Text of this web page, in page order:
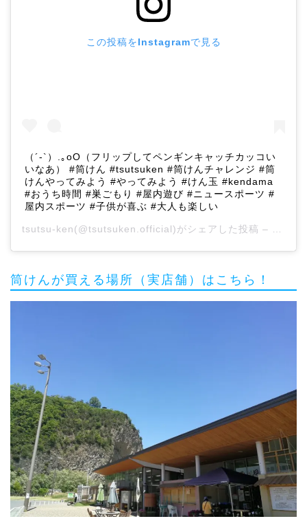
この投稿をInstagramで見る
（´-`）.｡oO（フリップしてペンギンキャッチカッコい
いなあ） #筒けん #tsutsuken #筒けんチャレンジ #筒
けんやってみよう #やってみよう #けん玉 #kendama
#おうち時間 #巣ごもり #屋内遊び #ニュースポーツ #
屋内スポーツ #子供が喜ぶ #大人も楽しい
tsutsu-ken(@tsutsuken.official)がシェアした投稿 –
筒けんが買える場所（実店舗）はこちら！